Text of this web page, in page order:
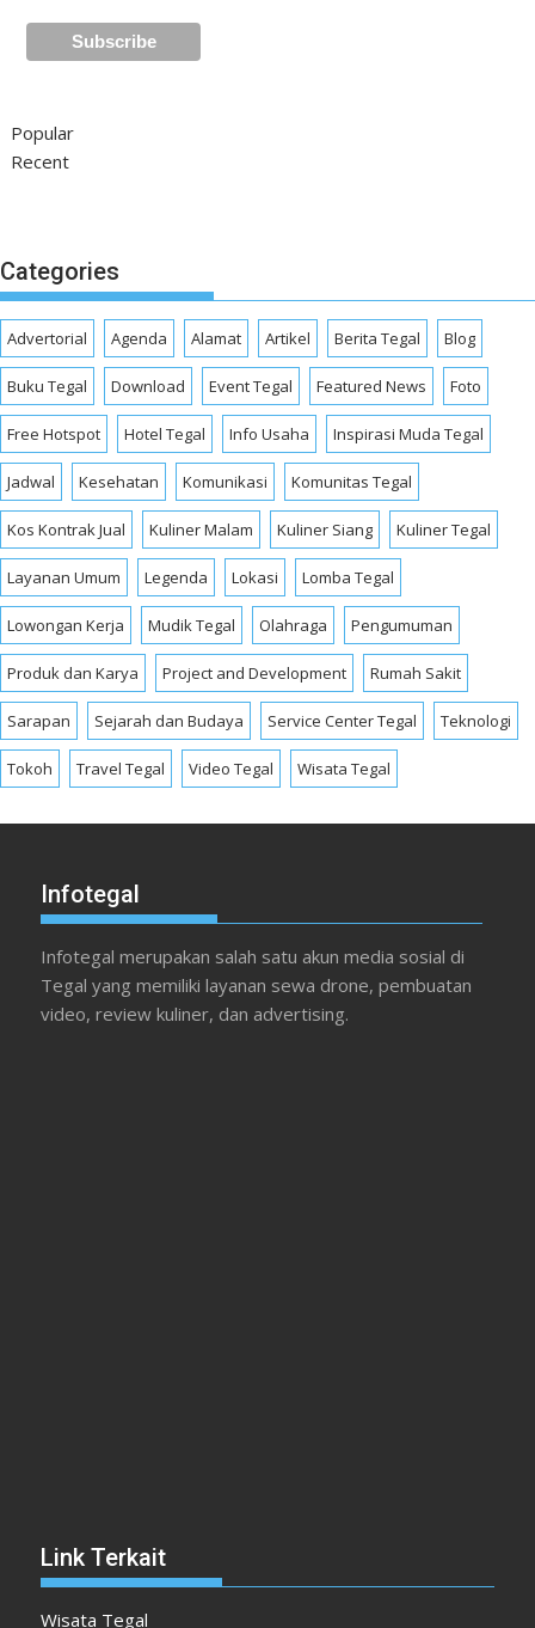
Popular
Recent
Categories
Advertorial Agenda Alamat Artikel Berita Tegal Blog
Buku Tegal Download Event Tegal Featured News Foto
Free Hotspot Hotel Tegal Info Usaha Inspirasi Muda Tegal
Jadwal Kesehatan Komunikasi Komunitas Tegal
Kos Kontrak Jual Kuliner Malam Kuliner Siang Kuliner Tegal
Layanan Umum Legenda Lokasi Lomba Tegal
Lowongan Kerja Mudik Tegal Olahraga Pengumuman
Produk dan Karya Project and Development Rumah Sakit
Sarapan Sejarah dan Budaya Service Center Tegal Teknologi
Tokoh Travel Tegal Video Tegal Wisata Tegal
Infotegal
Infotegal merupakan salah satu akun media sosial di
Tegal yang memiliki layanan sewa drone, pembuatan
video, review kuliner, dan advertising.
Link Terkait
Wisata Tegal